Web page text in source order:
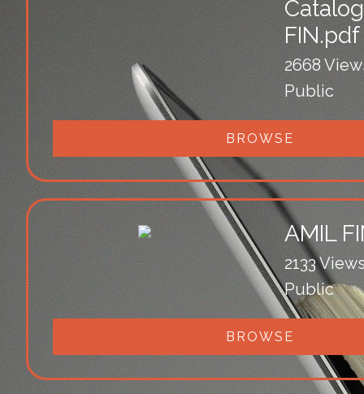
FIN.pdf
2668
Public
BROWSE
AMIL
2133
Public
BROWSE